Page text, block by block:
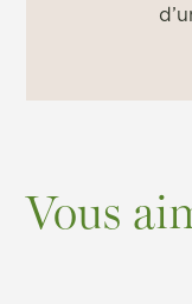
Vous